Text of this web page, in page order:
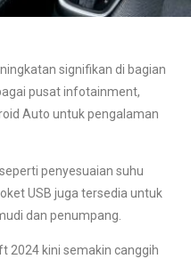
signifikan di bagian
pusat infotainment,
Auto untuk pengalaman
penyesuaian suhu
USB juga tersedia untuk
dan penumpang.
2024 kini semakin canggih